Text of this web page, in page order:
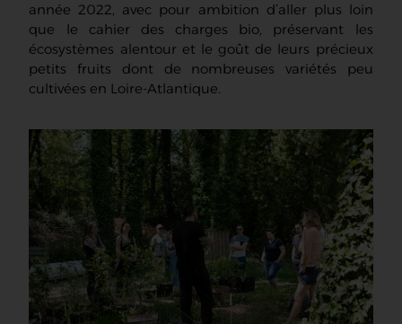
année 2022, avec pour ambition d’aller plus loin
que le cahier des charges bio, préservant les
écosystèmes alentour et le goût de leurs précieux
petits fruits dont de nombreuses variétés peu
cultivées en Loire-Atlantique.